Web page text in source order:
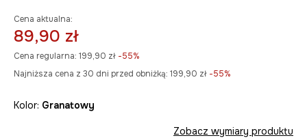
Cena aktualna:
89,90 zł
Cena regularna: 199,90 zł -55%
Najniższa cena z 30 dni przed obniżką: 199,90 zł -55%
Kolor: granatowy
Zobacz wymiary produktu